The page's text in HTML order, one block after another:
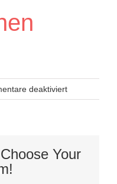
deaktiviertfür
Your